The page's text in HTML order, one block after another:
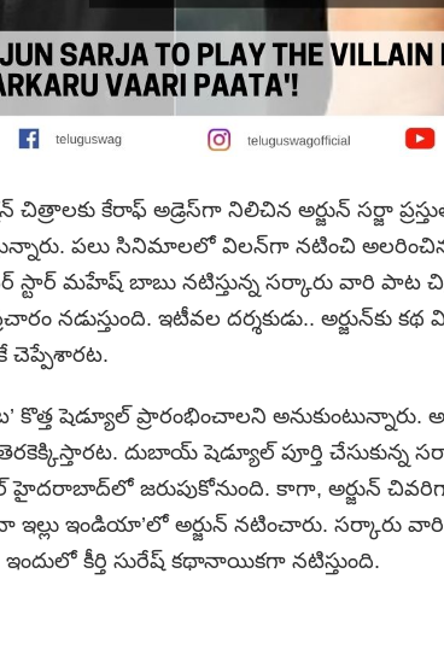
చిత్రాల‌కు కేరాఫ్ అడ్రెస్‌గా నిలిచిన అర్జున్ స‌ర్జా
ప‌లు సినిమాల‌లో విల‌న్‌గా న‌టించి అలరించిన
స్టార్ మ‌హేష్ బాబు న‌టిస్తున్న స‌ర్కారు వారి పాట
న‌డుస్తుంది. ఇటీవ‌ల ద‌ర్శ‌కుడు.. అర్జున్‌కు
చెప్పేశార‌ట‌.
కొత్త షెడ్యూల్‌ ప్రారంభించాలని
దుబాయ్ షెడ్యూల్ పూర్తి చేసుకున్న
జ‌రుపుకోనుంది. కాగా, అర్జున్ చివ‌రిగా
ఇల్లు ఇండియా’లో అర్జున్‌ నటించారు. స‌ర్కారు
ఇందులో కీర్తి సురేష్ క‌థానాయిక‌గా న‌టిస్తుంది.